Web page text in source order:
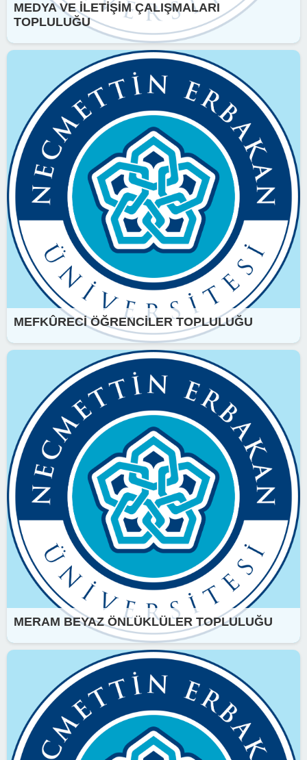
MEDYA VE İLETİŞİM ÇALIŞMALARI
TOPLULUĞU
MEFKÛRECİ ÖĞRENCİLER TOPLULUĞU
MERAM BEYAZ ÖNLÜKLÜLER TOPLULUĞU